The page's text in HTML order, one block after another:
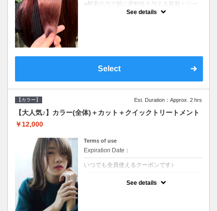
●酵素の力で髪に柔軟性を与える最新トリー
トメント●ＳＢ込●長さ料金あり《こちらのク
See details
Select
【カラー】 Est. Duration：Approx. 2 hrs
【大人気♪】カラー(全体)＋カット＋クイックトリートメント
￥12,000
Terms of use
Expiration Date：
いつでも全員使えるクーポンです♪
See details